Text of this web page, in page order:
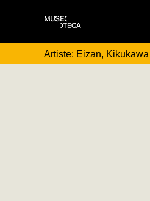
Artiste: Eizan, Kikukawa